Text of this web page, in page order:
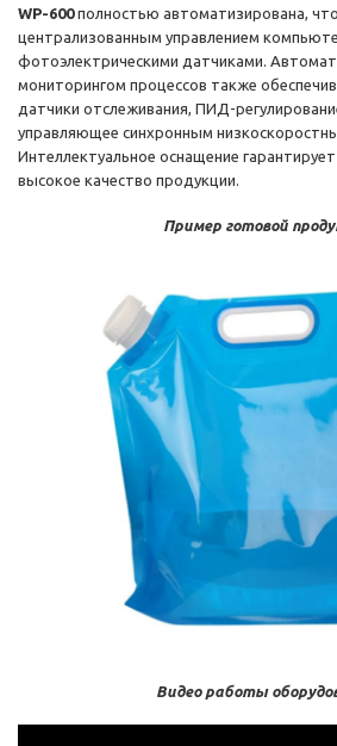
WP-600полностью автоматизирована,
централизованным управлением
фотоэлектрическими датчиками.
мониторингом процессов также
датчики отслеживания, ПИД-
управляющее синхронным
Интеллектуальное оснащение
высокое качество продукции.
Пример готовой
Видео работы